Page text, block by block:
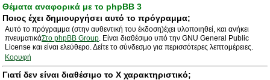
Θέματα αναφορικά με το phpBB 3
Ποιος έχει δημιουργήσει αυτό το πρόγραμμα;
Αυτό το πρόγραμμα (στην αυθεντική του έκδοση)έχει υλοποιηθεί, και ανήκει
πνευματικάΣτο phpBB Group. Είναι διαθέσιμο υπό την GNU General Public
License και είναι ελεύθερο. Δείτε το σύνδεσμο για περισσότερες λεπτομέρειες.
Κορυφή
Γιατί δεν είναι διαθέσιμο το Χ χαρακτηριστικό;